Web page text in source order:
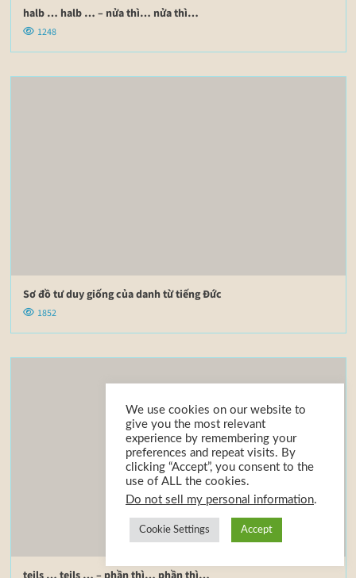
halb … halb … – nửa thì… nửa thì…
1248
Sơ đồ tư duy giống của danh từ tiếng Đức
1852
We use cookies on our website to
give you the most relevant
experience by remembering your
preferences and repeat visits. By
clicking “Accept”, you consent to the
use of ALL the cookies.
Do not sell my personal information.
Cookie Settings Accept